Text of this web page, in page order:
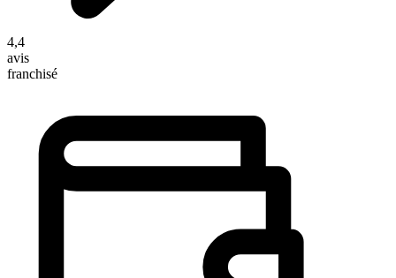
4,4
avis
franchisé